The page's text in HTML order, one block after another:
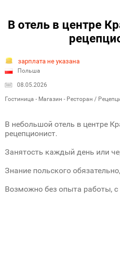
В отель в центре
зарплата не указана
Польша
08.05.2026
Гостиница - Магазин - Ресторан /
В небольшой отель в центре
рецепционист.
Занятость каждый день или
Знание польского
Возможно без опыта работы, с